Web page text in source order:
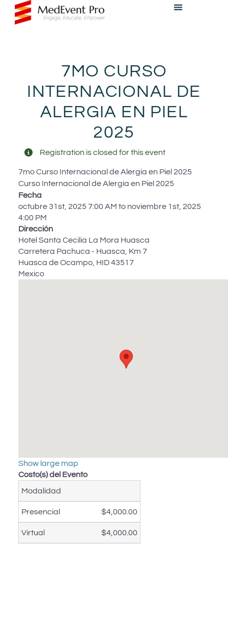
7MO CURSO
INTERNACIONAL DE
ALERGIA EN PIEL
2025
Registration is closed for this event
7mo Curso Internacional de Alergia en Piel 2025
Curso Internacional de Alergia en Piel 2025
Fecha
octubre 31st, 2025 7:00 AM to noviembre 1st, 2025
4:00 PM
Dirección
Hotel Santa Cecilia La Mora Huasca
Carretera Pachuca - Huasca, Km 7
Huasca de Ocampo, HID43517
Mexico
Show large map
Costo(s) del Evento
Modalidad
Presencial $4,000.00
Virtual $4,000.00